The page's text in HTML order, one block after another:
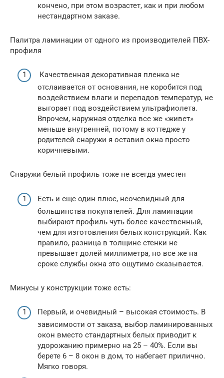
кончено, при этом возрастет, как и при любом
нестандартном заказе.
Палитра ламинации от одного из производителей ПВХ-
профиля
Качественная декоративная пленка не
отслаивается от основания, не коробится под
воздействием влаги и перепадов температур, не
выгорает под воздействием ультрафиолета.
Впрочем, наружная отделка все же «живет»
меньше внутренней, потому в коттедже у
родителей снаружи я оставил окна просто
коричневыми.
Снаружи белый профиль тоже не всегда уместен
Есть и еще один плюс, неочевидный для
большинства покупателей. Для ламинации
выбирают профиль чуть более качественный,
чем для изготовления белых конструкций. Как
правило, разница в толщине стенки не
превышает долей миллиметра, но все же на
сроке службы окна это ощутимо сказывается.
Минусы у конструкции тоже есть:
Первый, и очевидный – высокая стоимость. В
зависимости от заказа, выбор ламинированных
окон вместо стандартных белых приводит к
удорожанию примерно на 25 – 40%. Если вы
берете 6 – 8 окон в дом, то набегает прилично.
Мягко говоря.